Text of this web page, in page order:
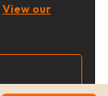
View our